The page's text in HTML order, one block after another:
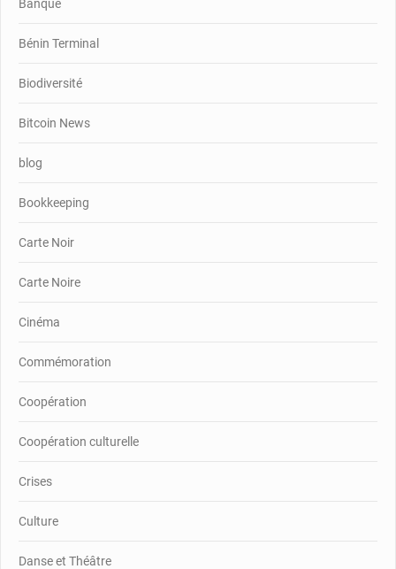
Banque
Bénin Terminal
Biodiversité
Bitcoin News
blog
Bookkeeping
Carte Noir
Carte Noire
Cinéma
Commémoration
Coopération
Coopération culturelle
Crises
Culture
Danse et Théâtre